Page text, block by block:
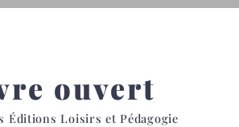
ouvert
Éditions Loisirs et Pédagogie